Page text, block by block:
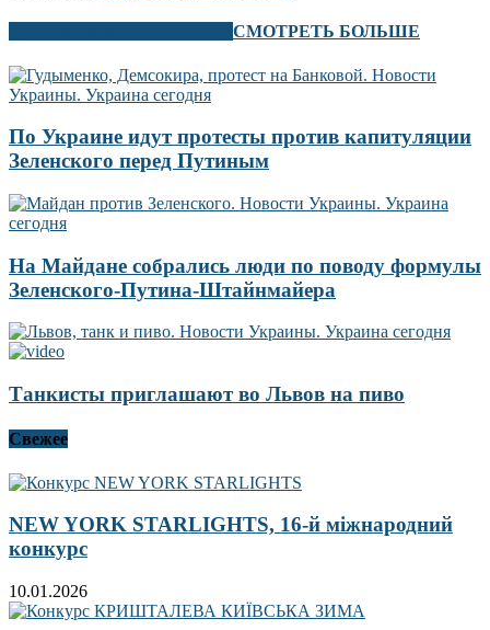
СМОТРЕТЬ БОЛЬШЕ
По Украине идут протесты против капитуляции
Зеленского перед Путиным
На Майдане собрались люди по поводу формулы
Зеленского-Путина-Штайнмайера
Танкисты приглашают во Львов на пиво
Свежее
NEW YORK STARLIGHTS, 16-й міжнародний
конкурс
10.01.2026